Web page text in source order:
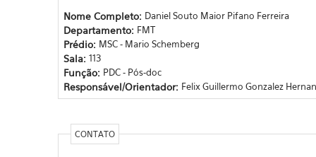
Nome Completo: Daniel Souto Maior Pifano Ferreira
Departamento: FMT
Prédio: MSC - Mario Schemberg
Sala: 113
Função: PDC - Pós-doc
Responsável/Orientador: Felix Guillermo Gonzalez
CONTATO